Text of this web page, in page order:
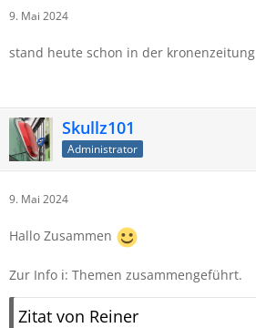
9. Mai 2024
stand heute schon in der kronenzeitung
Skullz101
Administrator
9. Mai 2024
Hallo Zusammen
Zur Info ℹ️: Themen zusammengeführt.
Zitat von Reiner